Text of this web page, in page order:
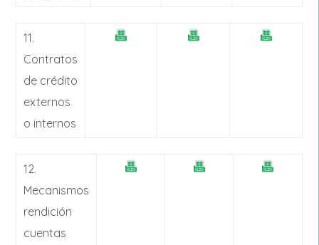
11.
Contratos
de crédito
externos
o internos
12.
Mecanismos
rendición
cuentas